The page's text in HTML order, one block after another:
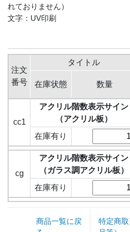
れておりません）
文字：UV印刷
注文
番号
タイトル
在庫状態 数量
cc1
アクリル階数表示サイン
（アクリル板）
在庫有り
cg
アクリル階数表示サイン
（ガラス調アクリル板）
在庫有り
商品一覧に戻
特定商